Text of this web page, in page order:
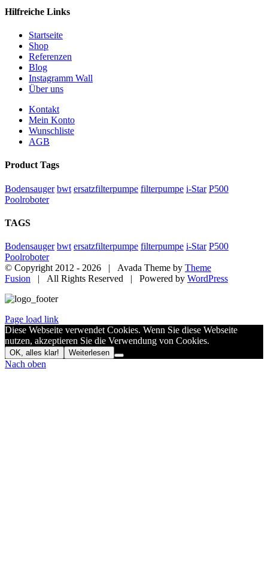
Hilfreiche Links
Startseite
Shop
Referenzen
Blog
Instagramm Wall
Über uns
Kontakt
Mein Konto
Wunschliste
AGB
Product Tags
Bodensauger bwt ersatzfilterpumpe filterpumpe i-Star P500
Poolroboter
TAGS
Bodensauger bwt ersatzfilterpumpe filterpumpe i-Star P500
Poolroboter
© Copyright 2012 - 2026 | Avada Theme by Theme
Fusion | All Rights Reserved | Powered by WordPress
Page load link
Diese Webseite verwendet Cookies. Wenn Sie diese Webseite
nutzen, akzeptieren Sie die Verwendung von Cookies.
OK, alles klar! Weiterlesen
Nach oben